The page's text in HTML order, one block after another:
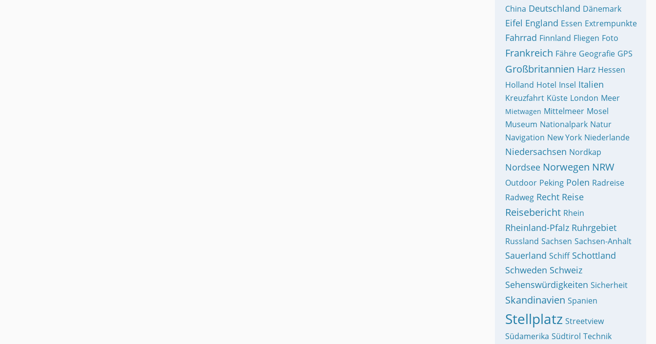
China Deutschland Dänemark
Eifel England Essen Extrempunkte
Fahrrad Finnland Fliegen Foto
Frankreich Fähre Geografie GPS
Großbritannien Harz Hessen
Holland Hotel Insel Italien
Kreuzfahrt Küste London Meer
Mietwagen Mittelmeer Mosel
Museum Nationalpark Natur
Navigation New York Niederlande
Niedersachsen Nordkap
Nordsee Norwegen NRW
Outdoor Peking Polen Radreise
Radweg Recht Reise
Reisebericht Rhein
Rheinland-Pfalz Ruhrgebiet
Russland Sachsen Sachsen-Anhalt
Sauerland Schiff Schottland
Schweden Schweiz
Sehenswürdigkeiten Sicherheit
Skandinavien Spanien
Stellplatz Streetview
Südamerika Südtirol Technik